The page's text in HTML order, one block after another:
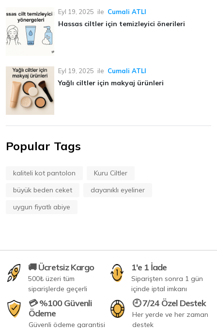
Eyl 19, 2025 ile Cumali ATLI
Hassas ciltler için temizleyici önerileri
Eyl 19, 2025 ile Cumali ATLI
Yağlı ciltler için makyaj ürünleri
Popular Tags
kaliteli kot pantolon
Kuru Ciltler
büyük beden ceket
dayanıklı eyeliner
uygun fiyatlı abiye
🚚 Ücretsiz Kargo
500₺ üzeri tüm
siparişlerde geçerli
1'e 1 İade
Siparişten sonra 1 gün
içinde iptal imkanı
💳 %100 Güvenli
Ödeme
Güvenli ödeme garantisi
🕘 7/24 Özel Destek
Her yerde ve her zaman
destek